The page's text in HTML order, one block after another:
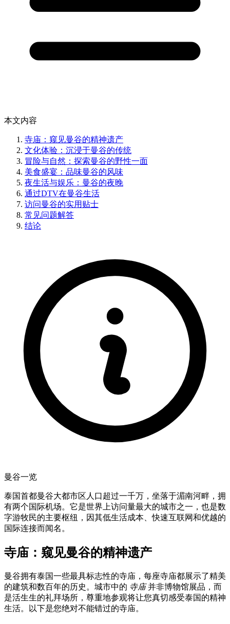
本文内容
寺庙：窥见曼谷的精神遗产
文化体验：沉浸于曼谷的传统
冒险与自然：探索曼谷的野性一面
美食盛宴：品味曼谷的风味
夜生活与娱乐：曼谷的夜晚
通过DTV在曼谷生活
访问曼谷的实用贴士
常见问题解答
结论
曼谷一览
泰国首都曼谷大都市区人口超过一千万，坐落于湄南河畔，拥
有两个国际机场。它是世界上访问量最大的城市之一，也是数
字游牧民的主要枢纽，因其低生活成本、快速互联网和优越的
国际连接而闻名。
寺庙：窥见曼谷的精神遗产
曼谷拥有泰国一些最具标志性的寺庙，每座寺庙都展示了精美
的建筑和数百年的历史。城市中的 寺庙并非博物馆展品，而
是活生生的礼拜场所，尊重地参观将让您真切感受泰国的精神
生活。以下是您绝对不能错过的寺庙。